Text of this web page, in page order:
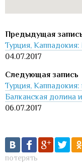
Турция,
04.07.2017
Турция,
Балканская долина
06.07.2017
потерять